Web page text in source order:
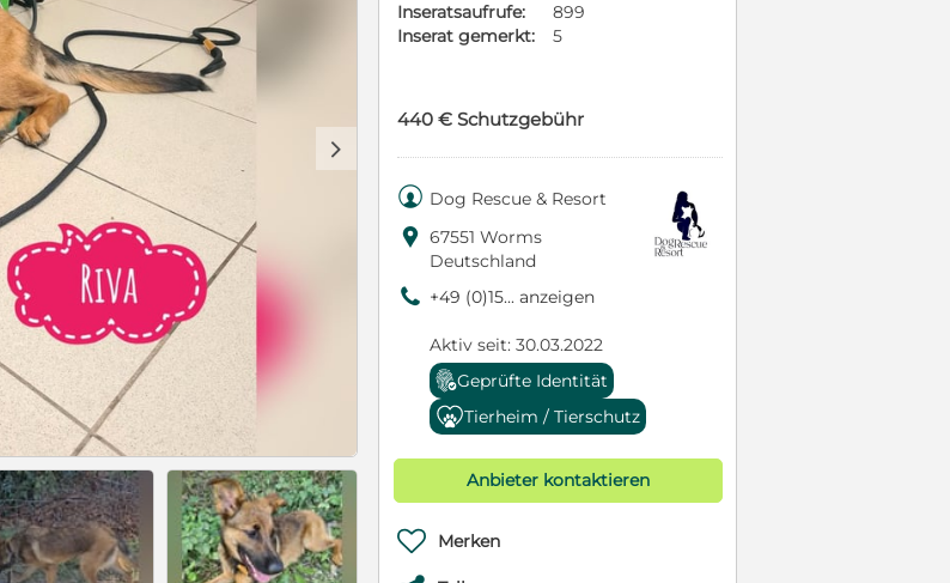
d
Inseratsaufrufe:
899
Inserat gemerkt:
5
440 € Schutzgebühr
 Dog Rescue & Resort
 67551 Worms
Deutschland
9 +49 (0)15... anzeigen
Aktiv seit: 30.03.2022
Geprüfte Identität
Tierheim / Tierschutz
Anbieter kontaktieren
 Merken